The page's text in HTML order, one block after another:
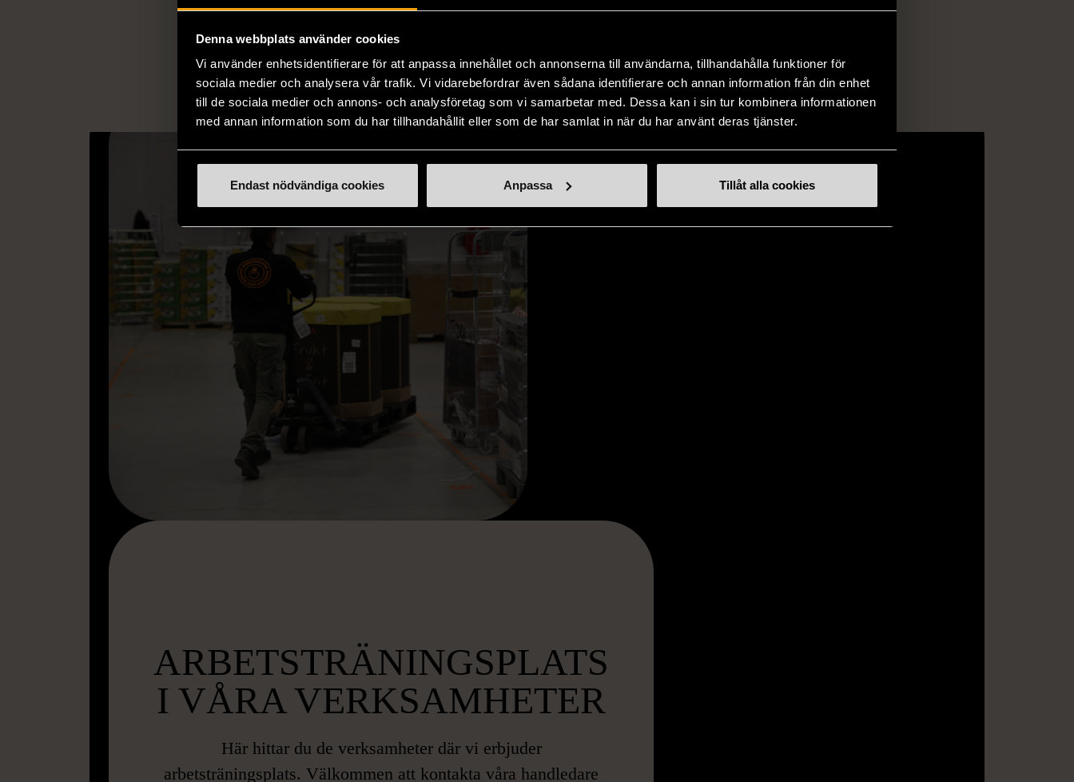
Denna webbplats använder cookies
Vi använder enhetsidentifierare för att anpassa innehållet och annonserna till användarna, tillhandahålla funktioner för
sociala medier och analysera vår trafik. Vi vidarebefordrar även sådana identifierare och annan information från din enhet
till de sociala medier och annons- och analysföretag som vi samarbetar med. Dessa kan i sin tur kombinera informationen
med annan information som du har tillhandahållit eller som de har samlat in när du har använt deras tjänster.
Endast nödvändiga cookies Anpassa Tillåt alla cookies
ARBETSTRÄNINGSPLATS
I VÅRA VERKSAMHETER
Här hittar du de verksamheter där vi erbjuder
arbetsträningsplats. Välkommen att kontakta våra handledare